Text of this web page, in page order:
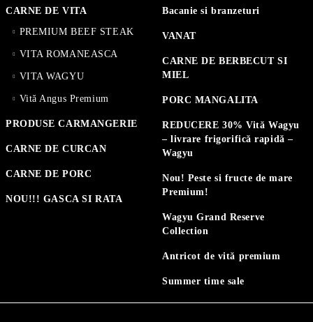
CARNE DE VITA
PREMIUM BEEF STEAK
VITA ROMANEASCA
VITA WAGYU
Vită Angus Premium
PRODUSE CARMANGERIE
CARNE DE CURCAN
CARNE DE PORC
NOU!!! GASCA SI RATA
Bacanie si branzeturi
VANAT
CARNE DE BERBECUT SI
MIEL
PORC MANGALITA
REDUCERE 30% Vită Wagyu
– livrare frigorifică rapidă –
Wagyu
Nou! Peste si fructe de mare
Premium!
Wagyu Grand Reserve
Collection
Antricot de vită premium
Summer time sale